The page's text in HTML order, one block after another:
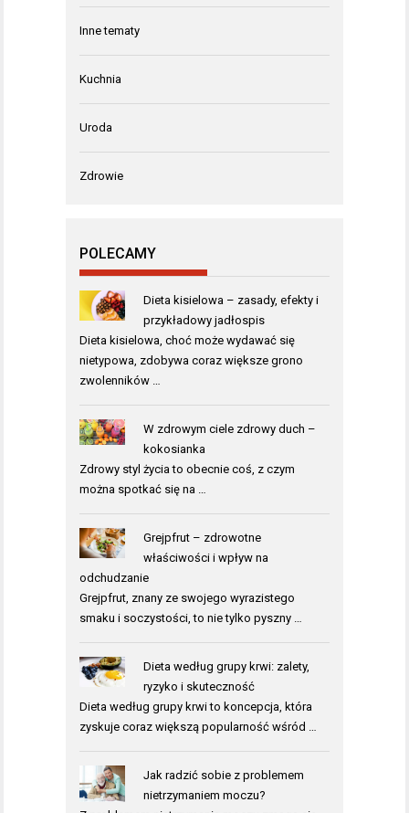
Inne tematy
Kuchnia
Uroda
Zdrowie
POLECAMY
Dieta kisielowa – zasady, efekty i
przykładowy jadłospis
Dieta kisielowa, choć może wydawać się
nietypowa, zdobywa coraz większe grono
zwolenników …
W zdrowym ciele zdrowy duch –
kokosianka
Zdrowy styl życia to obecnie coś, z czym
można spotkać się na …
Grejpfrut – zdrowotne
właściwości i wpływ na
odchudzanie
Grejpfrut, znany ze swojego wyrazistego
smaku i soczystości, to nie tylko pyszny …
Dieta według grupy krwi: zalety,
ryzyko i skuteczność
Dieta według grupy krwi to koncepcja, która
zyskuje coraz większą popularność wśród …
Jak radzić sobie z problemem
nietrzymaniem moczu?